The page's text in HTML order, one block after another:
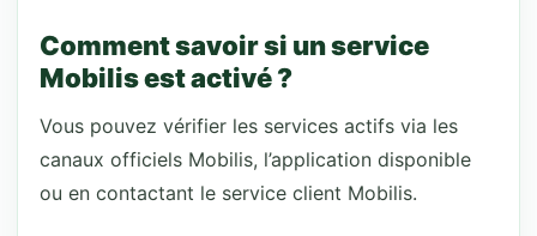
Comment savoir si un service
Mobilis est activé ?
Vous pouvez vérifier les services actifs via les
canaux officiels Mobilis, l’application disponible
ou en contactant le service client Mobilis.